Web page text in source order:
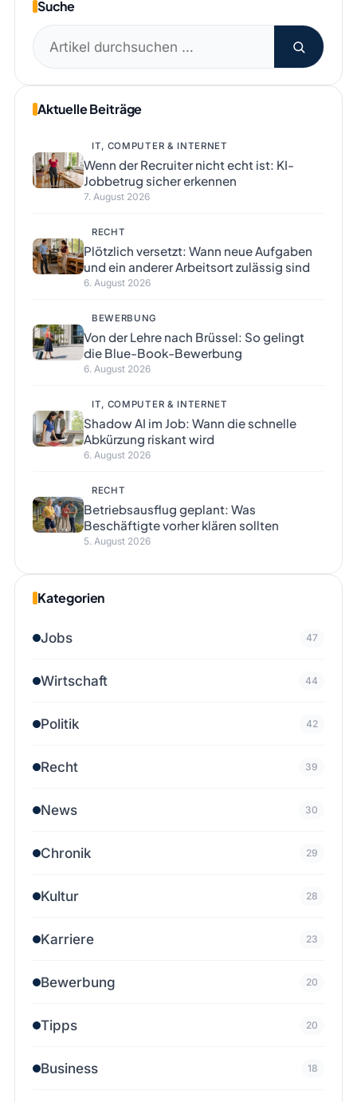
Suche
Suchen
nach:
Aktuelle Beiträge
IT, COMPUTER & INTERNET
Wenn der Recruiter nicht echt ist: KI-
Jobbetrug sicher erkennen
7. August 2026
RECHT
Plötzlich versetzt: Wann neue Aufgaben
und ein anderer Arbeitsort zulässig sind
6. August 2026
BEWERBUNG
Von der Lehre nach Brüssel: So gelingt
die Blue-Book-Bewerbung
6. August 2026
IT, COMPUTER & INTERNET
Shadow AI im Job: Wann die schnelle
Abkürzung riskant wird
6. August 2026
RECHT
Betriebsausflug geplant: Was
Beschäftigte vorher klären sollten
5. August 2026
Kategorien
Jobs 47
Wirtschaft 44
Politik 42
Recht 39
News 30
Chronik 29
Kultur 28
Karriere 23
Bewerbung 20
Tipps 20
Business 18